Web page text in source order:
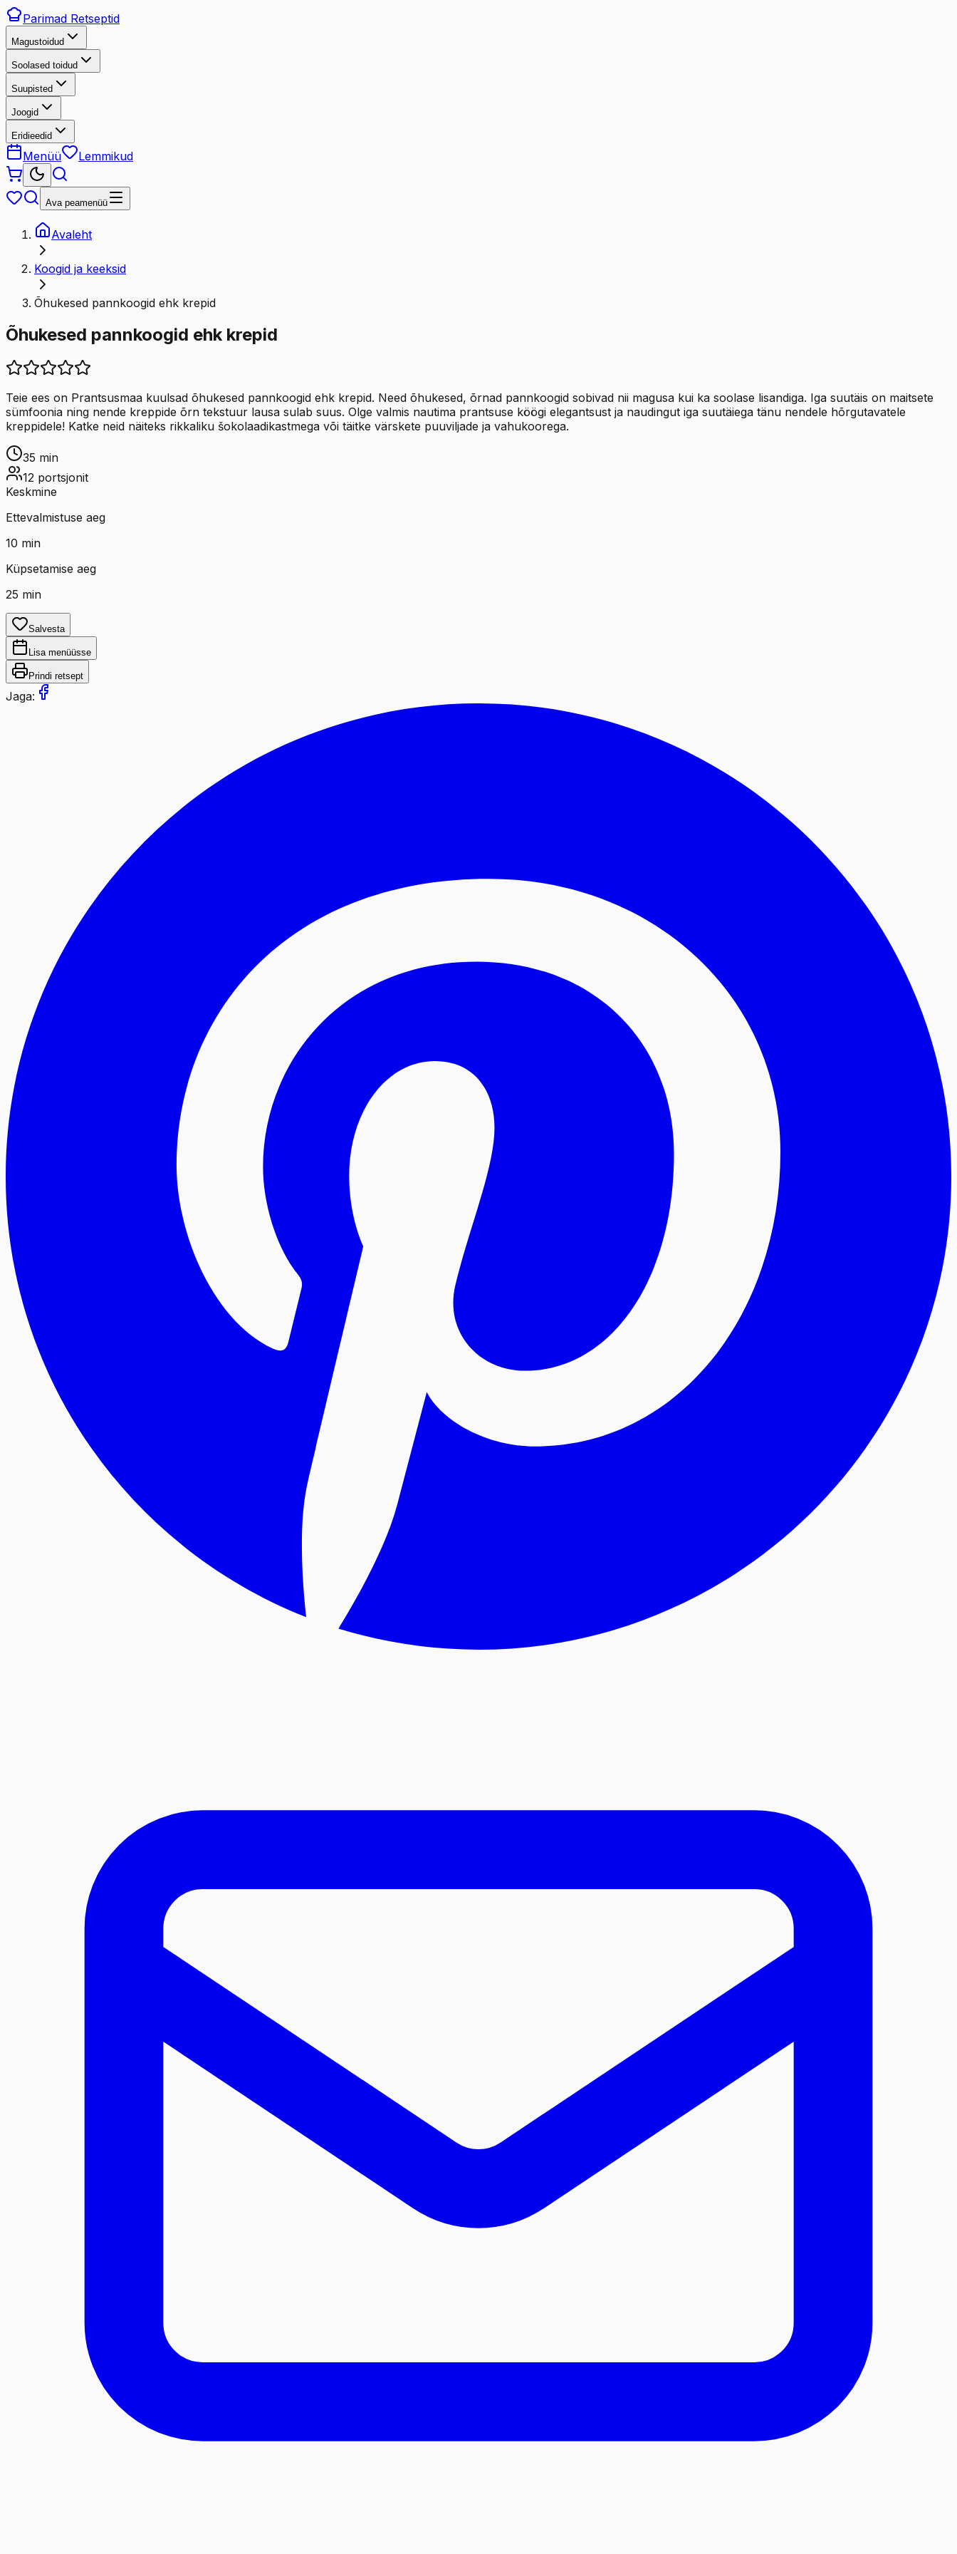
Parimad Retseptid
Magustoidud
Soolased toidud
Suupisted
Joogid
Eridieedid
Menüü Lemmikud
Ava peamenüü
Avaleht
Koogid ja keeksid
Õhukesed pannkoogid ehk krepid
Õhukesed pannkoogid ehk krepid
Teie ees on Prantsusmaa kuulsad õhukesed pannkoogid ehk krepid. Need õhukesed, õrnad pannkoogid sobivad nii magusa kui ka soolase lisandiga. Iga suutäis on maitsete
sümfoonia ning nende kreppide õrn tekstuur lausa sulab suus. Olge valmis nautima prantsuse köögi elegantsust ja naudingut iga suutäiega tänu nendele hõrgutavatele
kreppidele! Katke neid näiteks rikkaliku šokolaadikastmega või täitke värskete puuviljade ja vahukoorega.
35 min
12 portsjonit
Keskmine
Ettevalmistuse aeg
10 min
Küpsetamise aeg
25 min
Salvesta
Lisa menüüsse
Prindi retsept
Jaga: